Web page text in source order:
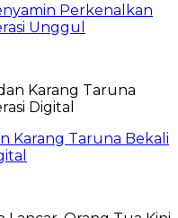
Perkenalkan
Unggul
Karang Taruna Bekali